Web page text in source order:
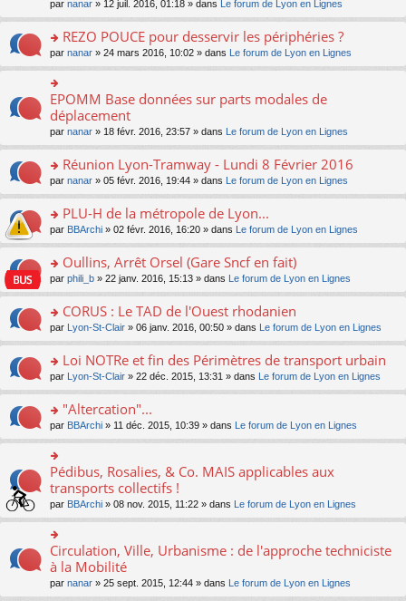
nt
e
nt
le
pl
u
s
c
nt
n
o
lu
le
pl
u
s
ré
e
a
e
n
o
n
lu
le
pl
u
s
ré
e
m
e
s
a
e
n
o
n
pl
u
s
ré
e
ult
er
le
m
e
s
s
a
g
e
n
o
lu
le
pl
u
s
c
e
nt
par nanar » 12 juil. 2016, 01:18 » dans Le forum de Lyon en Lignes
o
n
s
ult
er
le
m
e
s
a
e
n
o
lu
le
pl
u
s
e
nt
REZO POUCE pour desservir les périphéries ?
par nanar » 24 mars 2016, 10:02 » dans Le forum de Lyon en Lignes
o
n
ult
er
le
m
e
s
a
g
e
n
lu
le
pl
u
ré
c
e
nt
EPOMM Base données sur parts modales de
déplacement
par nanar » 18 févr. 2016, 23:57 » dans Le forum de Lyon en Lignes
o
n
ult
er
le
m
e
a
g
e
n
n
le
pl
u
s
ré
c
e
nt
Réunion Lyon-Tramway - Lundi 8 Février 2016
par nanar » 05 févr. 2016, 19:44 » dans Le forum de Lyon en Lignes
o
n
ult
er
le
m
e
a
g
e
n
n
le
pl
u
s
c
nt
PLU-H de la métropole de Lyon...
par BBArchi » 02 févr. 2016, 16:20 » dans Le forum de Lyon en Lignes
o
n
ult
er
le
m
e
a
g
e
n
o
n
lu
le
pl
u
s
ré
e
Oullins, Arrêt Orsel (Gare Sncf en fait)
par phili_b » 22 janv. 2016, 15:13 » dans Le forum de Lyon en Lignes
o
n
ult
er
le
m
e
s
g
e
n
o
n
lu
le
pl
u
CORUS : Le TAD de l'Ouest rhodanien
par Lyon-St-Clair » 06 janv. 2016, 00:50 » dans Le forum de Lyon en Lignes
o
n
ult
er
le
m
e
s
a
e
n
o
n
Loi NOTRe et fin des Périmètres de transport urbain
par Lyon-St-Clair » 22 déc. 2015, 13:31 » dans Le forum de Lyon en Lignes
o
n
s
ult
er
le
m
e
s
s
a
g
e
"Altercation"...
par BBArchi » 11 déc. 2015, 10:39 » dans Le forum de Lyon en Lignes
o
n
ult
er
le
m
e
s
Pédibus, Rosalies, & Co. MAIS applicables aux
transports collectifs !
par BBArchi » 08 nov. 2015, 11:22 » dans Le forum de Lyon en Lignes
o
n
ult
Circulation, Ville, Urbanisme : de l'approche techniciste
à la Mobilité
par nanar » 25 sept. 2015, 12:44 » dans Le forum de Lyon en Lignes